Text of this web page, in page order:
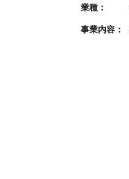
業種：
事業内容：